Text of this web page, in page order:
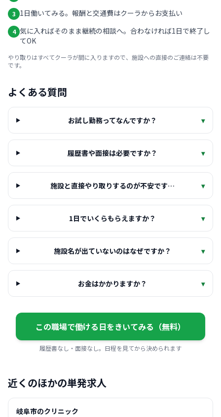
3 1日働いてみる。報酬と交通費はクーラからお支払い
4 気に入ればそのまま継続の相談へ。合わなければ1日で終了し
てOK
やり取りはすべてクーラが間に入りますので、施設への直接のご連絡は不要
です。
よくある質問
お試し勤務ってなんですか？ ▾
履歴書や面接は必要ですか？ ▾
施設と直接やり取りするのが不安です… ▾
1日でいくらもらえますか？ ▾
施設名が出ていないのはなぜですか？ ▾
お金はかかりますか？ ▾
この職場で働ける日をきいてみる（無料）
履歴書なし・面接なし。日程を見てから決められます
近くのほかの単発求人
岐阜市のクリニック